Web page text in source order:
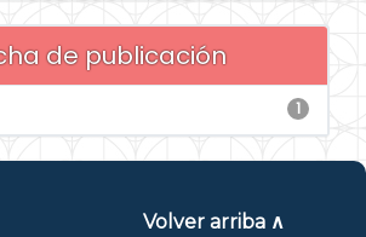
de publicación
1
Volver arriba ∧